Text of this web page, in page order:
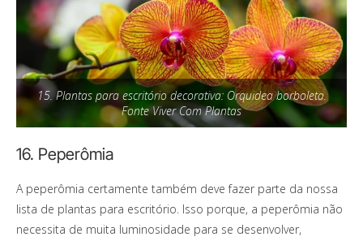
15. Plantas para escritório decorativa: Orquidea borboleta.
Fonte Viver Com Plantas
16. Peperômia
A peperômia certamente também deve fazer parte da nossa
lista de plantas para escritório. Isso porque, a peperômia não
necessita de muita luminosidade para se desenvolver,